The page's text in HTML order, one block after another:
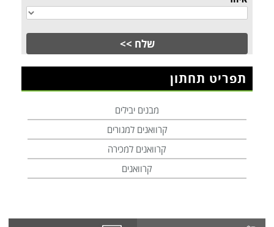
תפריט תחתון
מבנים יבילים
קרוואנים למגורים
קרוואנים למכירה
קרוואנים